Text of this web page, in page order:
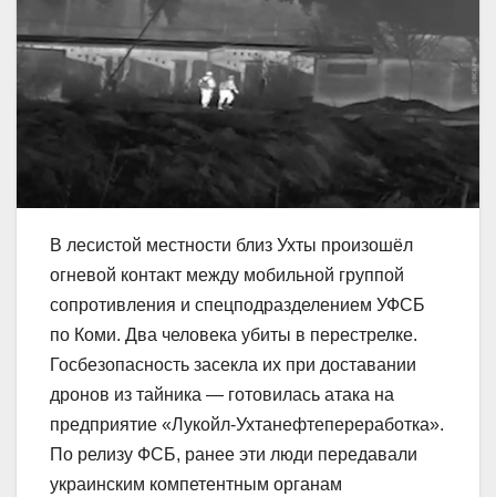
В лесистой местности близ Ухты произошёл
огневой контакт между мобильной группой
сопротивления и спецподразделением УФСБ
по Коми. Два человека убиты в перестрелке.
Госбезопасность засекла их при доставании
дронов из тайника — готовилась атака на
предприятие «Лукойл-Ухтанефтепереработка».
По релизу ФСБ, ранее эти люди передавали
украинским компетентным органам